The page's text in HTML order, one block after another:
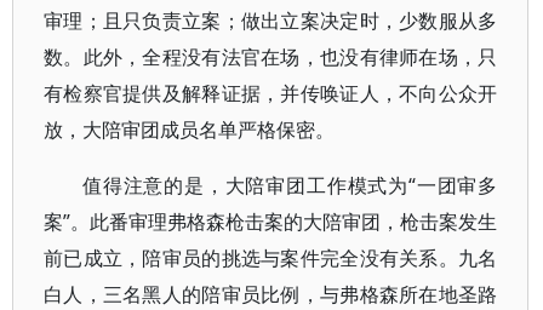
审理；且只负责立案；做出立案决定时，少数服从多
数。此外，全程没有法官在场，也没有律师在场，只
有检察官提供及解释证据，并传唤证人，不向公众开
放，大陪审团成员名单严格保密。
值得注意的是，大陪审团工作模式为“一团审多
案”。此番审理弗格森枪击案的大陪审团，枪击案发生
前已成立，陪审员的挑选与案件完全没有关系。九名
白人，三名黑人的陪审员比例，与弗格森所在地圣路